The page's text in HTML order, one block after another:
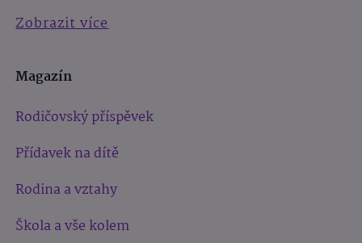
Zobrazit více
Magazín
Rodičovský příspěvek
Přídavek na dítě
Rodina a vztahy
Škola a vše kolem